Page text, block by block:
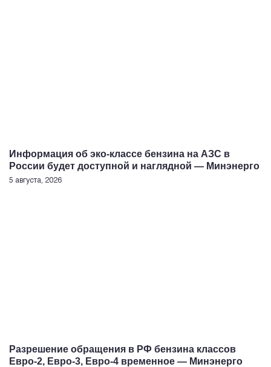
Информация об эко-классе бензина на АЗС в
России будет доступной и наглядной — Минэнерго
5 августа, 2026
Разрешение обращения в РФ бензина классов
Евро-2, Евро-3, Евро-4 временное — Минэнерго